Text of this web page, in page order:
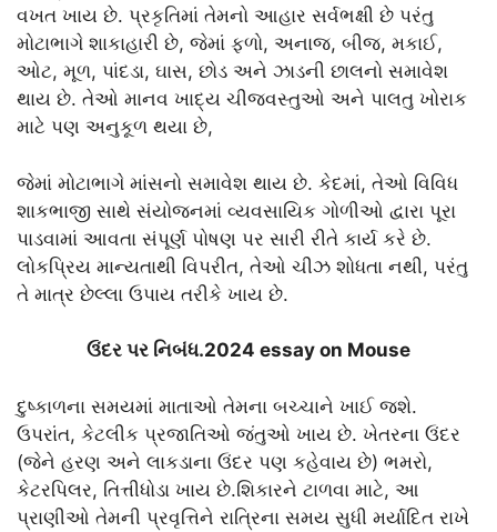
વખત ખાય છે. પ્રકૃતિમાં તેમનો આહાર સર્વભક્ષી છે પરંતુ
મોટાભાગે શાકાહારી છે, જેમાં ફળો, અનાજ, બીજ, મકાઈ,
ઓટ, મૂળ, પાંદડા, ઘાસ, છોડ અને ઝાડની છાલનો સમાવેશ
થાય છે. તેઓ માનવ ખાદ્ય ચીજવસ્તુઓ અને પાલતુ ખોરાક
માટે પણ અનુકૂળ થયા છે,
જેમાં મોટાભાગે માંસનો સમાવેશ થાય છે. કેદમાં, તેઓ વિવિધ
શાકભાજી સાથે સંયોજનમાં વ્યવસાયિક ગોળીઓ દ્વારા પૂરા
પાડવામાં આવતા સંપૂર્ણ પોષણ પર સારી રીતે કાર્ય કરે છે.
લોકપ્રિય માન્યતાથી વિપરીત, તેઓ ચીઝ શોધતા નથી, પરંતુ
તે માત્ર છેલ્લા ઉપાય તરીકે ખાય છે.
ઉંદર પર નિબંધ.2024 essay on Mouse
દુષ્કાળના સમયમાં માતાઓ તેમના બચ્ચાને ખાઈ જશે.
ઉપરાંત, કેટલીક પ્રજાતિઓ જંતુઓ ખાય છે. ખેતરના ઉંદર
(જેને હરણ અને લાકડાના ઉંદર પણ કહેવાય છે) ભમરો,
કેટરપિલર, તિત્તીધોડા ખાય છે.શિકારને ટાળવા માટે, આ
પ્રાણીઓ તેમની પ્રવૃત્તિને રાત્રિના સમય સુધી મર્યાદિત રાખે